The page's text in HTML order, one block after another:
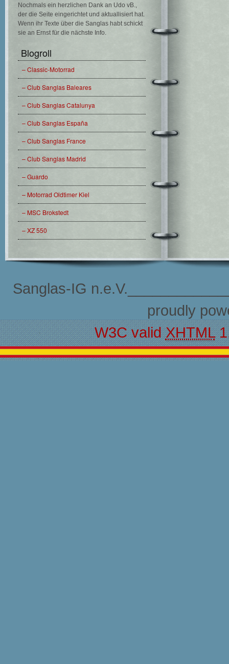
Nochmals ein herzlichen Dank an Udo vB.,
der die Seite eingerichtet und aktuallisiert hat.
Wenn ihr Texte über die Sanglas habt schickt
sie an Ernst für die nächste Info.
Blogroll
– Classic-Motorrad
– Club Sanglas Baleares
– Club Sanglas Catalunya
– Club Sanglas España
– Club Sanglas France
– Club Sanglas Madrid
– Guardo
– Motorrad Oldtimer Kiel
– MSC Brokstedt
– XZ 550
Sanglas-IG
proudly
W3C validXHTML